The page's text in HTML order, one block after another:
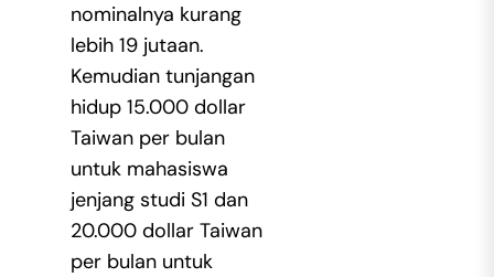
nominalnya kurang
lebih 19 jutaan.
Kemudian tunjangan
hidup 15.000 dollar
Taiwan per bulan
untuk mahasiswa
jenjang studi S1 dan
20.000 dollar Taiwan
per bulan untuk